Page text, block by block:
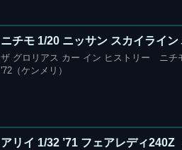
ニチモ 1/20 ニッサン スカイライン
ザ グロリアス カー イン ヒストリー ニチ
'72（ケンメリ）
アリイ 1/32 ’71 フェアレディ240Z